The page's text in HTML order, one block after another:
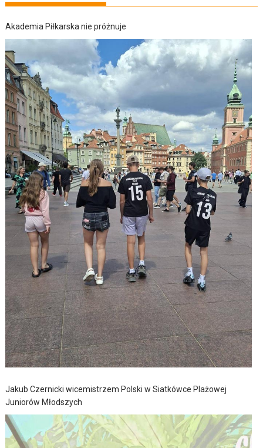
Akademia Piłkarska nie próżnuje
Jakub Czernicki wicemistrzem Polski w Siatkówce Plażowej
Juniorów Młodszych